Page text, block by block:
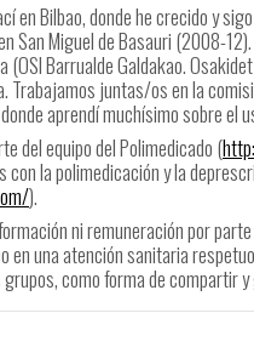
en Bilbao, donde he crecido y
San Miguel de Basauri (2008-
Barrualde Galdakao.
Trabajamos juntas/os en la
aprendí muchísimo sobre el
del equipo del Polimedicado (
la polimedicación y la
).
ni remuneración por
en una atención sanitaria
como forma de compartir